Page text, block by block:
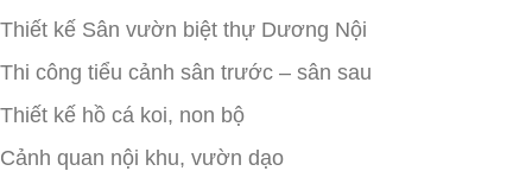
Thiết kế Sân vườn biệt thự Dương Nội
Thi công tiểu cảnh sân trước – sân sau
Thiết kế hồ cá koi, non bộ
Cảnh quan nội khu, vườn dạo